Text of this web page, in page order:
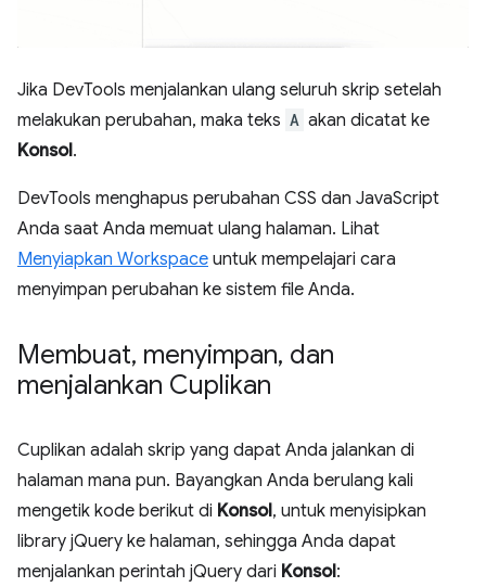
Jika DevTools menjalankan ulang seluruh skrip setelah
melakukan perubahan, maka teks A akan dicatat ke
Konsol.
DevTools menghapus perubahan CSS dan JavaScript
Anda saat Anda memuat ulang halaman. Lihat
Menyiapkan Workspace untuk mempelajari cara
menyimpan perubahan ke sistem file Anda.
Membuat, menyimpan, dan
menjalankan Cuplikan
Cuplikan adalah skrip yang dapat Anda jalankan di
halaman mana pun. Bayangkan Anda berulang kali
mengetik kode berikut di Konsol, untuk menyisipkan
library jQuery ke halaman, sehingga Anda dapat
menjalankan perintah jQuery dari Konsol: